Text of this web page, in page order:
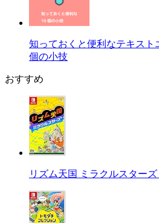
知っておくと便利なテキスト
個の小技
おすすめ
リズム天国 ミラクルスターズ